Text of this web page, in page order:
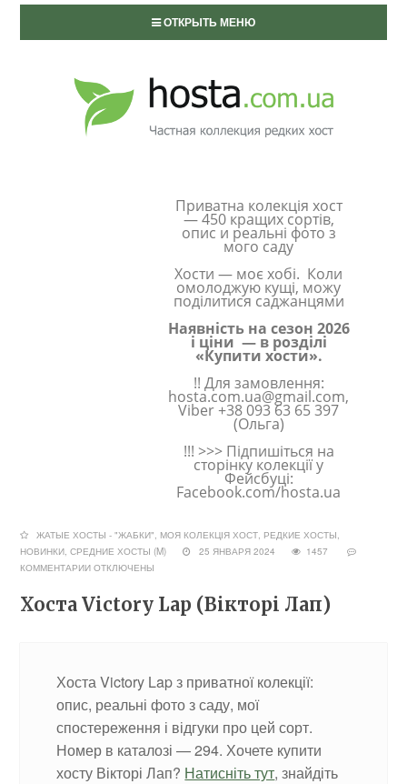
ОТКРЫТЬ МЕНЮ
Приватна колекція хост
— 450 кращих сортів,
опис и реальні фото з
мого саду
Хости — моє хобі. Коли
омолоджую кущі, можу
поділитися саджанцями
Наявність на сезон 2026
і ціни — в розділі
«Купити хости».
!! Для замовлення:
hosta.com.ua@gmail.com,
Viber +38 093 63 65 397
(Ольга)
!!! >>> Підпишіться на
сторінку колекції у
Фейсбуці:
Facebook.com/hosta.ua
ЖАТЫЕ ХОСТЫ - "ЖАБКИ", МОЯ КОЛЕКЦІЯ ХОСТ, РЕДКИЕ ХОСТЫ,
НОВИНКИ,СРЕДНИЕ ХОСТЫ (M) 25 ЯНВАРЯ 2024
1457
КОММЕНТАРИИ ОТКЛЮЧЕНЫ
Хоста Victory Lap (Вікторі Лап)
Хоста Victory Lap з приватної колекції:
опис, реальні фото з саду, мої
спостереження і відгуки про цей сорт.
Номер в каталозі — 294. Хочете купити
хосту Вікторі Лап? Натисніть тут, знайдіть